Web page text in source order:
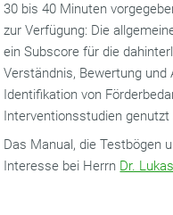
30 bis 40 Minuten
zur Verfügung: Die
ein Subscore für die
Verständnis, Bewertung
Identifikation von
Interventionsstudien genutzt
Das Manual, die Testbögen
Interesse bei Herrn Dr.